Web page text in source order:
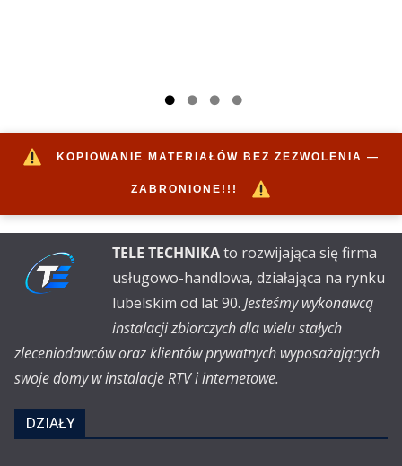
KOPIOWANIE MATERIAŁÓW BEZ ZEZWOLENIA —
ZABRONIONE!!!
TELE TECHNIKAto rozwijająca się firma
usługowo-handlowa, działająca na rynku
lubelskim od lat 90. Jesteśmy wykonawcą
instalacji zbiorczych dla wielu stałych
zleceniodawców oraz klientów prywatnych wyposażających
swoje domy w instalacje RTV i internetowe.
DZIAŁY